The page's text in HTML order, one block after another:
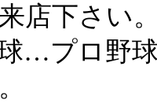
店下さい
…プロ野